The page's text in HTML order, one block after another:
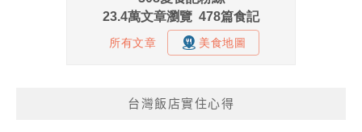
台灣飯店實住心得